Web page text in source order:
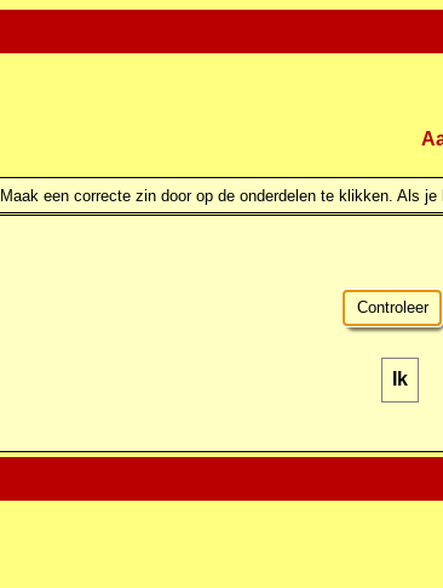
Maak een correcte zin door op de onderdelen te klikken. Als
Controleer
Ik